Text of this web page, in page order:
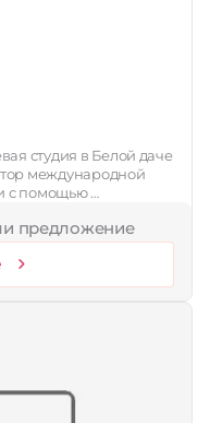
студия в Белой даче
международной
с помощью …
предложение